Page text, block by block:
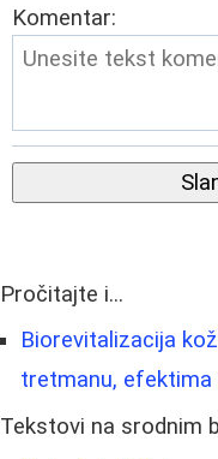
Komentar:
Pročitajte i...
Biorevitalizacija
tretmanu, efektima
Tekstovi na srodnim